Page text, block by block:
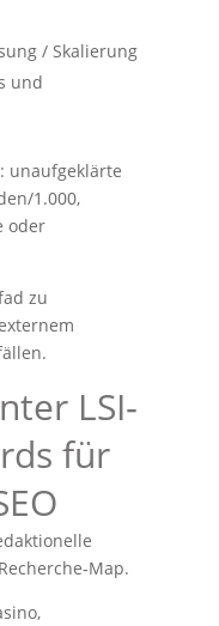
/ Skalierung
und
unaufgeklärte
1.000,
oder
zu
LSI‑
für